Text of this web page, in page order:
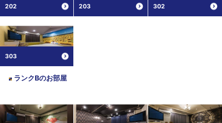
202 203 302
303
ランクBのお部屋